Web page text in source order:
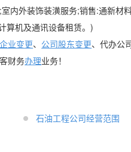
内外装饰装潢服务;销售:通新材
算机及通讯设备租赁。)
业变更、 公司股东变更、代办公
财务办理业务！
石油工程公司经营范围